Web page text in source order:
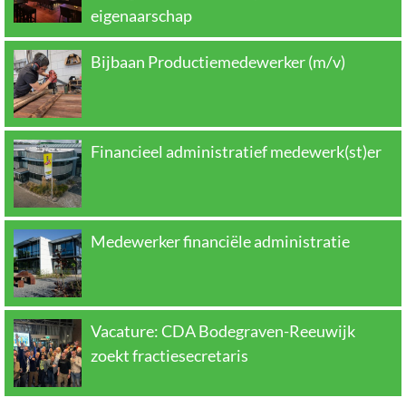
eigenaarschap
Bijbaan Productiemedewerker (m/v)
Financieel administratief medewerk(st)er
Medewerker financiële administratie
Vacature: CDA Bodegraven-Reeuwijk
zoekt fractiesecretaris